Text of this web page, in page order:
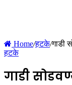
Home/हटके/गाडी
हटके
गाडी